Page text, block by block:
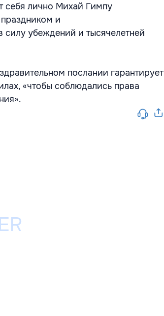
себя лично Михай Гимпу
и
силу убеждений и тысячелетней
послании гарантирует
«чтобы соблюдались права